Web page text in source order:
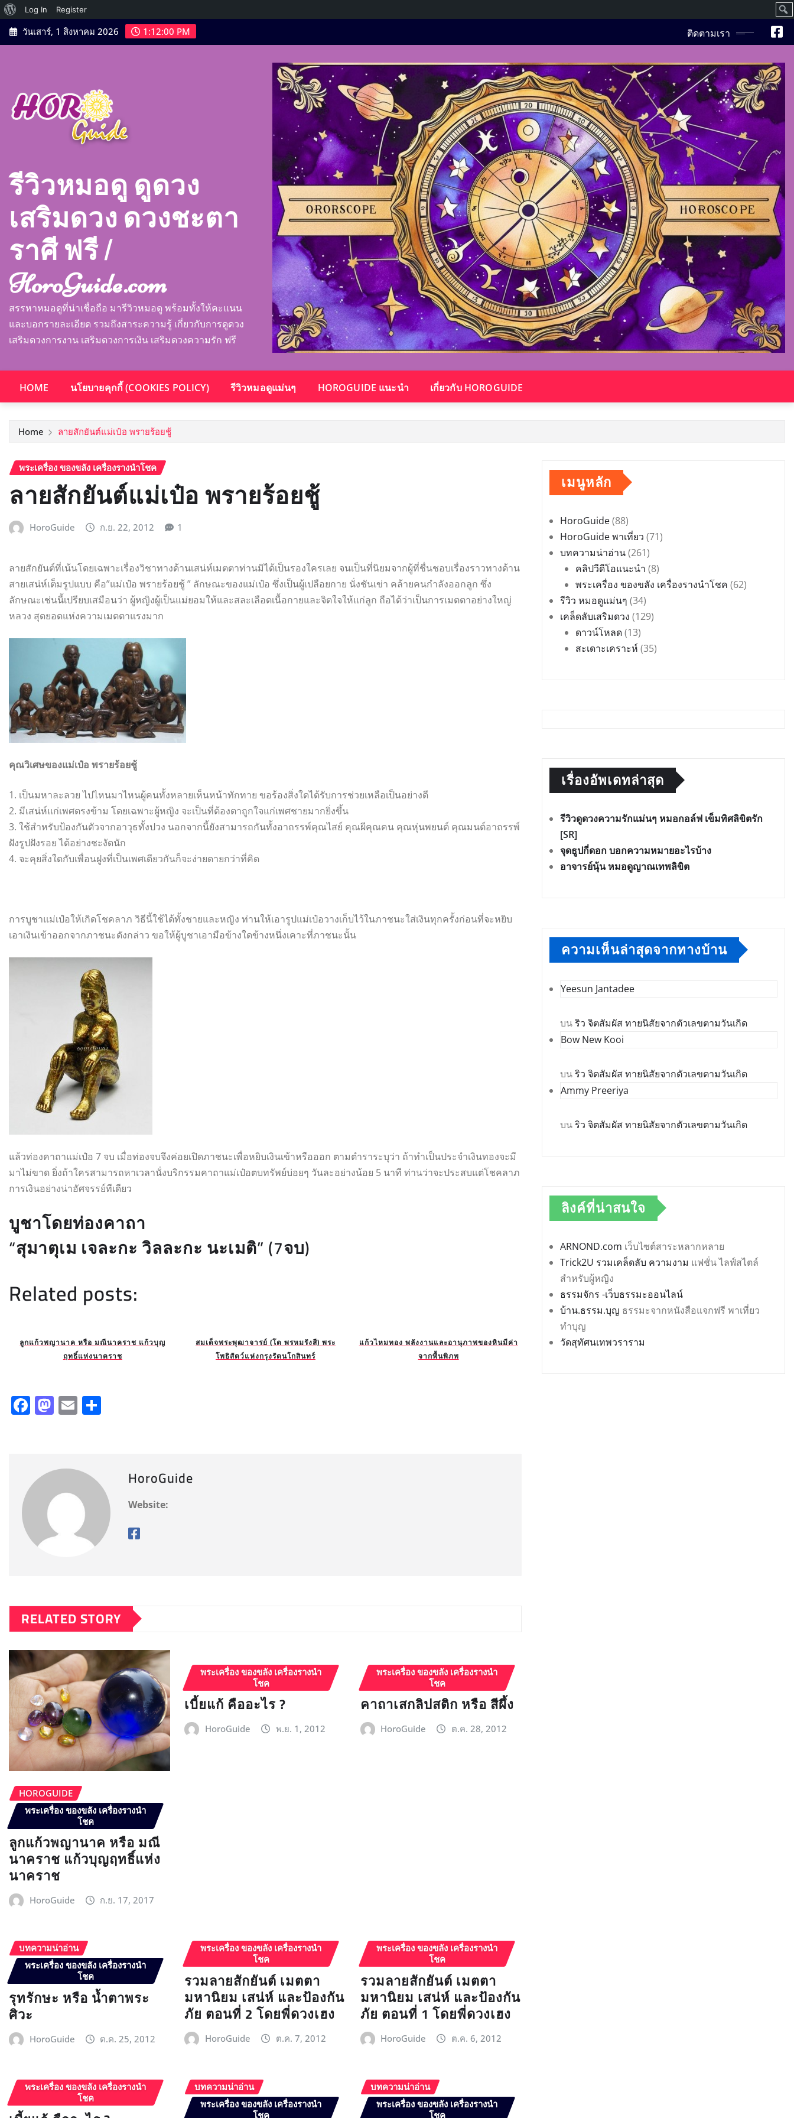
เกี่ยว
กับ
เวิร์ด
Log In
Register
ค้นห
Skip
to
วันเสาร์, 1 สิงหาคม 2026 1:12:02 PM ติดตามเรา
รีวิวหมอดู ดูดวง
เสริมดวง ดวงชะตา
ราศี ฟรี |
HoroGuide.com
สรรหาหมอดูที่น่าเชื่อถือ มารีวิวหมอดู พร้อมทั้งให้คะแนน
และบอกรายละเอียด รวมถึงสาระความรู้ เกี่ยวกับการดูดวง
เสริมดวงการงาน เสริมดวงการเงิน เสริมดวงความรัก ฟรี
HOME นโยบายคุกกี้ (COOKIES POLICY) รีวิวหมอดูแม่นๆ HOROGUIDE แนะนำ เกี่ยวกับ HOROGUIDE
Home ลายสักยันต์แม่เป๋อ พรายร้อยชู้
พระเครื่อง ของขลัง เครื่องรางนำโชค
ลายสักยันต์แม่เป๋อ พรายร้อยชู้
HoroGuide ก.ย. 22, 2012 1
ลายสักยันต์ที่เน้นโดยเฉพาะเรื่องวิชาทางด้านเสน่ห์เมตตาท่านมิได้เป็นรองใครเลย จนเป็นที่นิยมจากผู้ที่ชื่นชอบเรื่องราวทางด้าน
สายเสน่ห์เต็มรูปแบบ คือ”แม่เป๋อ พรายร้อยชู้ ” ลักษณะของแม่เป๋อ ซึ่งเป็นผู้เปลือยกาย นั่งชันเข่า คล้ายคนกำลังออกลูก ซึ่ง
ลักษณะเช่นนี้เปรียบเสมือนว่า ผู้หญิงผู้เป็นแม่ยอมให้และสละเลือดเนื้อกายและจิตใจให้แก่ลูก ถือได้ว่าเป็นการเมตตาอย่างใหญ่
หลวง สุดยอดแห่งความเมตตาแรงมาก
คุณวิเศษของแม่เป๋อ พรายร้อยชู้
1. เป็นมหาละลวย ไปไหนมาไหนผู้คนทั้งหลายเห็นหน้าทักทาย ขอร้องสิ่งใดได้รับการช่วยเหลือเป็นอย่างดี
2. มีเสน่ห์แก่เพศตรงข้าม โดยเฉพาะผู้หญิง จะเป็นที่ต้องตาถูกใจแก่เพศชายมากยิ่งขึ้น
3. ใช้สำหรับป้องกันตัวจากอาวุธทั้งปวง นอกจากนี้ยังสามารถกันทั้งอาถรรพ์คุณไสย์ คุณผีคุณคน คุณหุ่นพยนต์ คุณมนต์อาถรรพ์
ฝังรูปฝังรอย ได้อย่างชะงัดนัก
4. จะคุยสิ่งใดกับเพื่อนฝูงที่เป็นเพศเดียวกันก็จะง่ายดายกว่าที่คิด
การบูชาแม่เป๋อให้เกิดโชคลาภ วิธีนี้ใช้ได้ทั้งชายและหญิง ท่านให้เอารูปแม่เป๋อวางเก็บไว้ในภาชนะใส่เงินทุกครั้งก่อนที่จะหยิบ
เอาเงินเข้าออกจากภาชนะดังกล่าว ขอให้ผู้บูชาเอามือข้างใดข้างหนึ่งเคาะที่ภาชนะนั้น
แล้วท่องคาถาแม่เป๋อ 7 จบ เมื่อท่องจบจึงค่อยเปิดภาชนะเพื่อหยิบเงินเข้าหรือออก ตามตำราระบุว่า ถ้าทำเป็นประจำเงินทองจะมี
มาไม่ขาด ยิ่งถ้าใครสามารถหาเวลานั่งบริกรรมคาถาแม่เป๋อตบทรัพย์บ่อยๆ วันละอย่างน้อย 5 นาที ท่านว่าจะประสบแต่โชคลาภ
การเงินอย่างน่าอัศจรรย์ทีเดียว
บูชาโดยท่องคาถา
“สุมาตุเม เจละกะ วิลละกะ นะเมติ” (7จบ)
Related posts:
ลูกแก้วพญานาค หรือ มณีนาคราช แก้วบุญ
ฤทธิ์แห่งนาคราช
สมเด็จพระพุฒาจารย์ (โต พรหมรังสี) พระ
โพธิสัตว์แห่งกรุงรัตนโกสินทร์
แก้วไหมทอง พลังงานและอานุภาพของหินมีค่า
จากพื้นพิภพ
F
b
k
M
o
o
E
HoroGuide
Website:
RELATED STORY
HOROGUIDE
พระเครื่อง ของขลัง เครื่องรางนำ
โชค
ลูกแก้วพญานาค หรือ มณี
นาคราช แก้วบุญฤทธิ์แห่ง
นาคราช
HoroGuide ก.ย. 17, 2017
พระเครื่อง ของขลัง เครื่องรางนำ
โชค
เบี้ยแก้ คืออะไร ?
HoroGuide พ.ย. 1, 2012
พระเครื่อง ของขลัง เครื่องรางนำ
โชค
คาถาเสกลิปสติก หรือ สีผึ้ง
HoroGuide ต.ค. 28, 2012
บทความน่าอ่าน
พระเครื่อง ของขลัง เครื่องรางนำ
โชค
รุทรักษะ หรือ น้ำตาพระ
ศิวะ
HoroGuide ต.ค. 25, 2012
พระเครื่อง ของขลัง เครื่องรางนำ
โชค
รวมลายสักยันต์ เมตตา
มหานิยม เสน่ห์ และป้องกัน
ภัย ตอนที่ 2 โดยพี่ดวงเฮง
HoroGuide ต.ค. 7, 2012
พระเครื่อง ของขลัง เครื่องรางนำ
โชค
รวมลายสักยันต์ เมตตา
มหานิยม เสน่ห์ และป้องกัน
ภัย ตอนที่ 1 โดยพี่ดวงเฮง
HoroGuide ต.ค. 6, 2012
พระเครื่อง ของขลัง เครื่องรางนำ
โชค
บทความน่าอ่าน
พระเครื่อง ของขลัง เครื่องรางนำ
โชค
บทความน่าอ่าน
พระเครื่อง ของขลัง เครื่องรางนำ
โชค
เมนูหลัก
HoroGuide(88)
HoroGuide พาเที่ยว (71)
บทความน่าอ่าน(261)
คลิปวีดีโอแนะนำ (8)
พระเครื่อง ของขลัง เครื่องรางนำโชค (62)
รีวิว หมอดูแม่นๆ (34)
เคล็ดลับเสริมดวง (129)
ดาวน์โหลด(13)
สะเดาะเคราะห์ (35)
เรื่องอัพเดทล่าสุด
รีวิวดูดวงความรักแม่นๆ หมอกอล์ฟ เข็มทิศลิขิตรัก
[SR]
จุดธูปกี่ดอก บอกความหมายอะไรบ้าง
อาจารย์นุ้น หมอดูญาณเทพลิขิต
ความเห็นล่าสุดจากทางบ้าน
Yeesun Jantadee
บนริว จิตสัมผัส ทายนิสัยจากตัวเลขตามวันเกิด
Bow New Kooi
บนริว จิตสัมผัส ทายนิสัยจากตัวเลขตามวันเกิด
Ammy Preeriya
บนริว จิตสัมผัส ทายนิสัยจากตัวเลขตามวันเกิด
ลิงค์ที่น่าสนใจ
ARNOND.com เว็บไซต์สาระหลากหลาย
Trick2U รวมเคล็ดลับ ความงาม แฟชั่น ไลฟ์สไตล์
สำหรับผู้หญิง
ธรรมจักร -เว็บธรรมะออนไลน์
บ้าน.ธรรม.บุญ ธรรมะจากหนังสือแจกฟรี พาเที่ยว
ทำบุญ
วัดสุทัศนเทพวราราม